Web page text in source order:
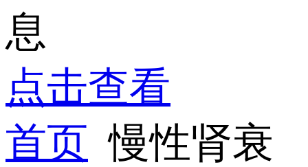
息
点击查看
首页 慢性肾衰